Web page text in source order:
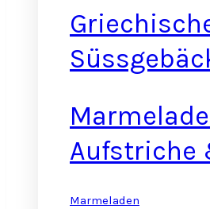
Aufstriche
Marmeladen